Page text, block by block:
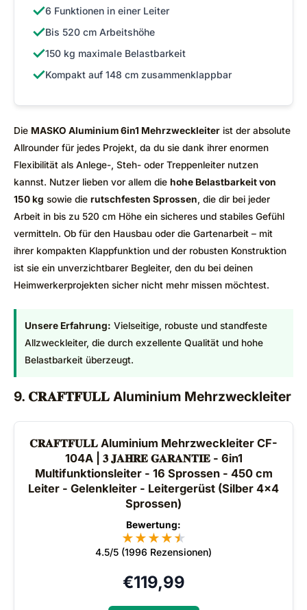
✓6 Funktionen in einer Leiter
✓Bis 520 cm Arbeitshöhe
✓150 kg maximale Belastbarkeit
✓Kompakt auf 148 cm zusammenklappbar
Die MASKO Aluminium 6in1 Mehrzweckleiter ist der absolute
Allrounder für jedes Projekt, da du sie dank ihrer enormen
Flexibilität als Anlege-, Steh- oder Treppenleiter nutzen
kannst. Nutzer lieben vor allem die hohe Belastbarkeit von
150 kg sowie die rutschfesten Sprossen, die dir bei jeder
Arbeit in bis zu 520 cm Höhe ein sicheres und stabiles Gefühl
vermitteln. Ob für den Hausbau oder die Gartenarbeit – mit
ihrer kompakten Klappfunktion und der robusten Konstruktion
ist sie ein unverzichtbarer Begleiter, den du bei deinen
Heimwerkerprojekten sicher nicht mehr missen möchtest.
Unsere Erfahrung: Vielseitige, robuste und standfeste
Allzweckleiter, die durch exzellente Qualität und hohe
Belastbarkeit überzeugt.
9. 𝐂𝐑𝐀𝐅𝐓𝐅𝐔𝐋𝐋 Aluminium Mehrzweckleiter
𝐂𝐑𝐀𝐅𝐓𝐅𝐔𝐋𝐋 Aluminium Mehrzweckleiter CF-
104A | 𝟑 𝐉𝐀𝐇𝐑𝐄 𝐆𝐀𝐑𝐀𝐍𝐓𝐈𝐄 - 6in1
Multifunktionsleiter - 16 Sprossen - 450 cm
Leiter - Gelenkleiter - Leitergerüst (Silber 4x4
Sprossen)
Bewertung:
★★★★★
★
4.5/5 (1996 Rezensionen)
€119,99